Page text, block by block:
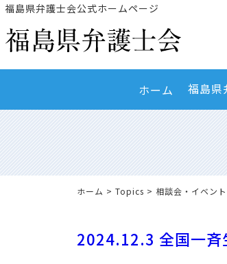
福島県弁護士会公式ホームページ
ホーム 福島県
ホーム > Topics > 相談会・イベン
2024.12.3 全国一斉